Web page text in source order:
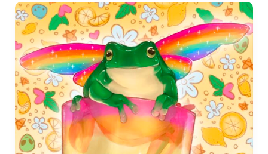
10
artistas
queer
españoles
que
necesitas
conocer